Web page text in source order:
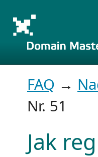
FAQ →
Nr. 51
Jak